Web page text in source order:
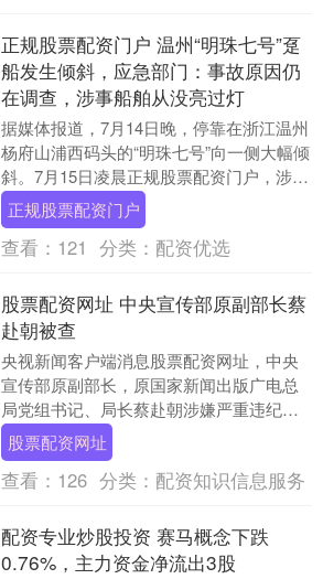
正规股票配资门户 温州“明珠七号”趸
船发生倾斜，应急部门：事故原因仍
在调查，涉事船舶从没亮过灯
据媒体报道，7月14日晚，停靠在浙江温州
杨府山浦西码头的“明珠七号”向一侧大幅倾
斜。7月15日凌晨正规股票配资门户，涉事
船舶运营实体温州明珠邮轮有限公司发布
情况....
正规股票配资门户
查看： 121 分类： 配资优选
股票配资网址 中央宣传部原副部长蔡
赴朝被查
央视新闻客户端消息股票配资网址，中央
宣传部原副部长，原国家新闻出版广电总
局党组书记、局长蔡赴朝涉嫌严重违纪违
法，目前正接受中央纪委国家监委纪律审
查和监察调查。 ....
股票配资网址
查看： 126 分类： 配资知识信息服务
配资专业炒股投资 赛马概念下跌
0.76%，主力资金净流出3股